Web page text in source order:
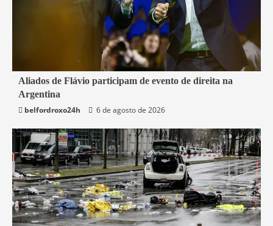
2 min read
Mundo
Aliados de Flávio participam de evento de direita na
Argentina
belfordroxo24h
6 de agosto de 2026